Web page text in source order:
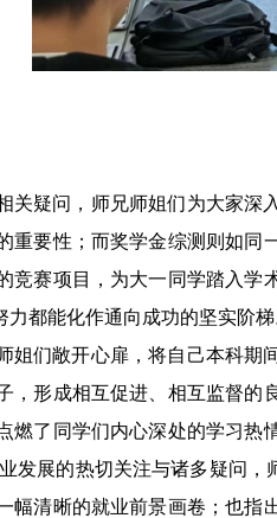
关疑问，师兄师姐们为大家
重要性；而奖学金综测则如
竞赛项目，为大一同学踏入
都能化作通向成功的坚实阶梯
姐们敞开心扉，将自己本科
，形成相互促进、相互监督
燃了同学们内心深处的学习
发展的热切关注与诸多疑问
幅清晰的就业前景画卷；也